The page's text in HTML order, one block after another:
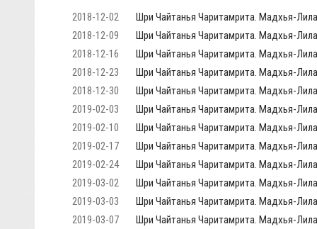
2018-12-02
Шри Чайтанья Чаритамрита. Мадхья-
2018-12-09
Шри Чайтанья Чаритамрита. Мадхья-
2018-12-16
Шри Чайтанья Чаритамрита. Мадхья-
2018-12-23
Шри Чайтанья Чаритамрита. Мадхья-
2018-12-30
Шри Чайтанья Чаритамрита. Мадхья-
2019-02-03
Шри Чайтанья Чаритамрита. Мадхья-
2019-02-10
Шри Чайтанья Чаритамрита. Мадхья-
2019-02-17
Шри Чайтанья Чаритамрита. Мадхья-
2019-02-24
Шри Чайтанья Чаритамрита. Мадхья-
2019-03-02
Шри Чайтанья Чаритамрита. Мадхья-
2019-03-03
Шри Чайтанья Чаритамрита. Мадхья-
2019-03-07
Шри Чайтанья Чаритамрита. Мадхья-